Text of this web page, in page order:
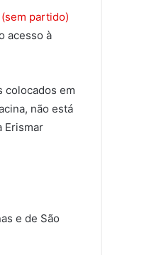
partido)
acesso à
colocados em
não está
Erismar
e de São